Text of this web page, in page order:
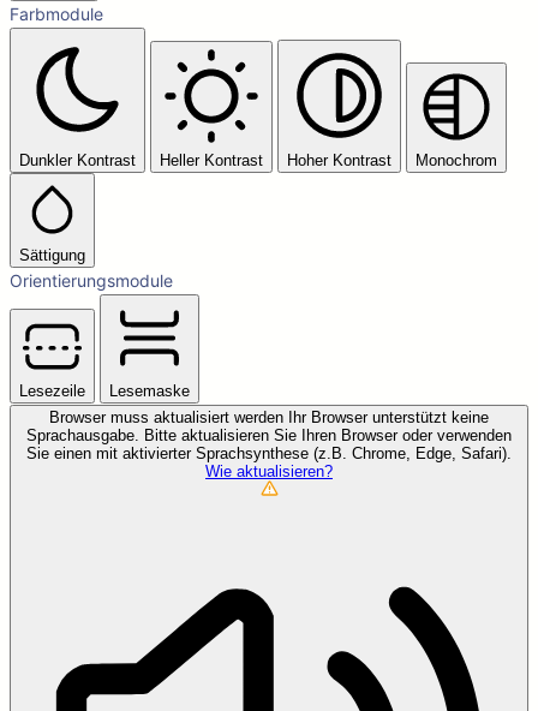
Farbmodule
Dunkler Kontrast Heller Kontrast Hoher Kontrast Monochrom
Sättigung
Orientierungsmodule
Lesezeile
Lesemaske
Browser muss aktualisiert werden
Ihr Browser unterstützt keine
Sprachausgabe. Bitte aktualisieren Sie Ihren Browser oder verwenden
Sie einen mit aktivierter Sprachsynthese (z.B. Chrome, Edge, Safari).
Wie aktualisieren?